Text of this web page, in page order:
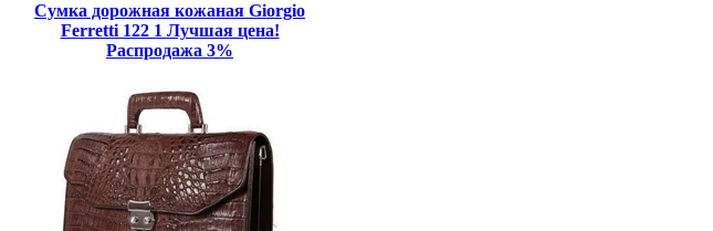
Сумка дорожная кожаная Giorgio
Ferretti 122 1 Лучшая цена!
Распродажа 3%